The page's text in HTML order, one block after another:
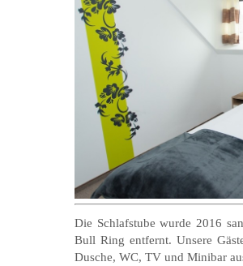
Die Schlafstube wurde 2016
Bull Ring entfernt. Unsere
Dusche, WC, TV und Minibar